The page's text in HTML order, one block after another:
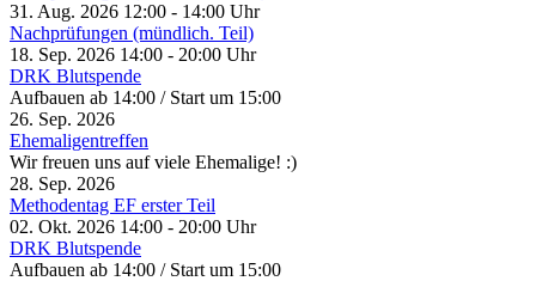
31. Aug. 2026 12:00 - 14:00 Uhr
Nachprüfungen (mündlich. Teil)
18. Sep. 2026 14:00 - 20:00 Uhr
DRK Blutspende
Aufbauen ab 14:00 / Start um 15:00
26. Sep. 2026
Ehemaligentreffen
Wir freuen uns auf viele Ehemalige! :)
28. Sep. 2026
Methodentag EF erster Teil
02. Okt. 2026 14:00 - 20:00 Uhr
DRK Blutspende
Aufbauen ab 14:00 / Start um 15:00